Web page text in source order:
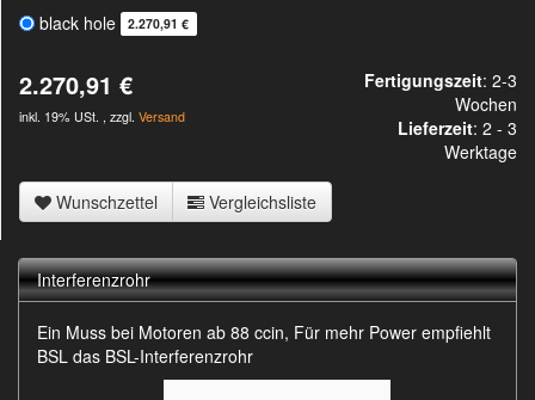
black hole 2.270,91 €
2.270,91 €
inkl. 19% USt. , zzgl. Versand
Fertigungszeit: 2-3
Wochen
Lieferzeit: 2 - 3
Werktage
Wunschzettel Vergleichsliste
Interferenzrohr
Ein Muss bei Motoren ab 88 ccin, Für mehr Power empfiehlt
BSL das BSL-Interferenzrohr